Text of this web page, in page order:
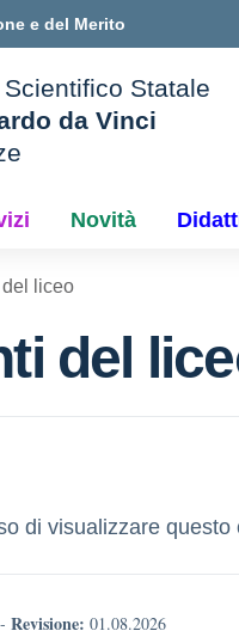
e del Merito
Statale
da Vinci
Novità
del liceo
del
di visualizzare questo
- Revisione: 01.08.2026